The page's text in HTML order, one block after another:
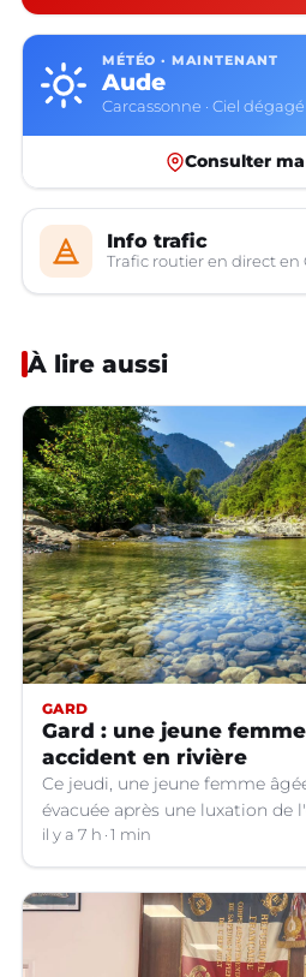
MÉTÉO · MAINTENANT
Aude
Carcassonne · Ciel dégagé
Consulter
Info trafic
Trafic routier en direct en
À lire aussi
GARD
Gard : une jeune
accident en rivière
Ce jeudi, une jeune femme
évacuée après une luxation de
plongeon dans une rivière à
Valborgne (Gard).
il y a 7 h 1 min